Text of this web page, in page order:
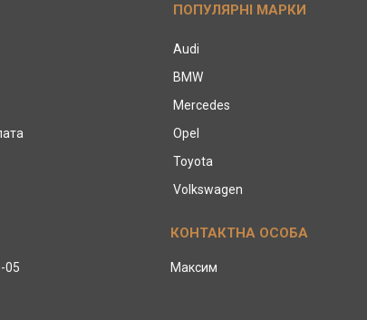
ПОПУЛЯРНІ МАРКИ
Audi
BMW
Mercedes
Opel
Toyota
Volkswagen
05 Максим